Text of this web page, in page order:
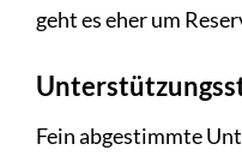
geht es eher um
Fein abgestimmte